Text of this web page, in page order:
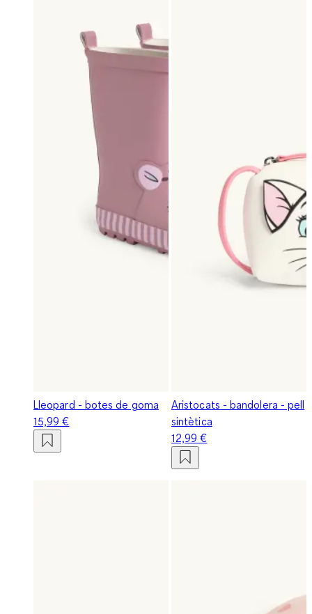
Lleopard - botes de goma
15,99 €
Aristocats - bandolera - pell
sintètica
12,99 €